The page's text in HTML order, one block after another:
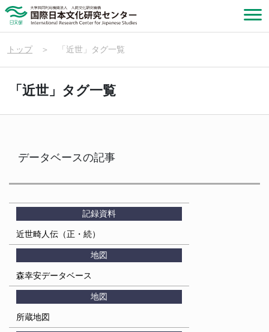
トップ＞ 「近世」タグ一覧
「近世」タグ一覧
データベースの記事
記録資料
近世畸人伝（正・続）
地図
森幸安データベース
地図
所蔵地図